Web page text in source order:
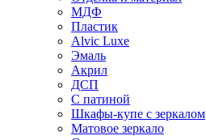
МДФ
Пластик
Alvic Luxe
Эмаль
Акрил
ДСП
С патиной
Шкафы-купе с зеркалом
Матовое зеркало